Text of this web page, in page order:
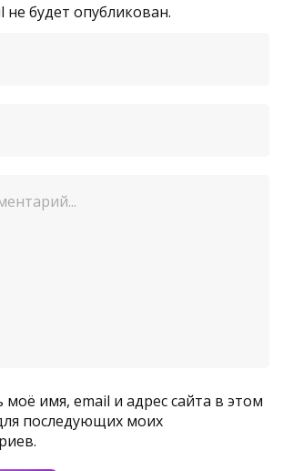
не будет опубликован.
моё имя, email и адрес сайта в этом
последующих моих